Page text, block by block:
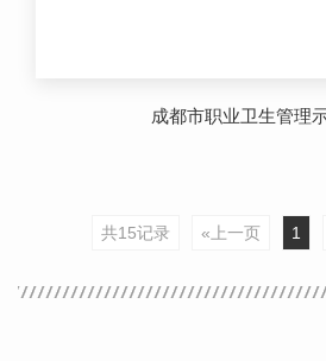
成都市职业卫生管理
共15记录 «上一页 1